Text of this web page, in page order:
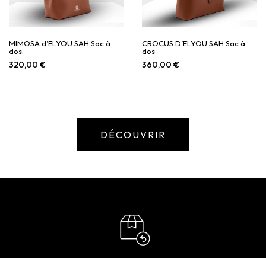
MIMOSA d’ELYOU.SAH Sac à
dos.
320,00 €
CROCUS D’ELYOU.SAH Sac à
dos
360,00 €
DÉCOUVRIR